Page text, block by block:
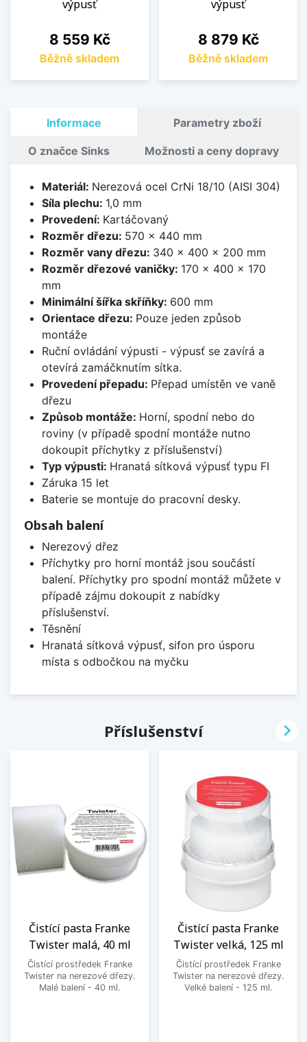
výpusť
Cena
8 559 Kč
Běžně skladem
výpusť
Cena
8 879 Kč
Běžně skladem
Informace Parametry zboží
O značce Sinks Možnosti a ceny dopravy
Materiál: Nerezová ocel CrNi 18/10 (AISI 304)
Síla plechu: 1,0 mm
Provedení: Kartáčovaný
Rozměr dřezu: 570 x 440 mm
Rozměr vany dřezu: 340 x 400 x 200 mm
Rozměr dřezové vaničky: 170 x 400 x 170
mm
Minimální šířka skříňky: 600 mm
Orientace dřezu: Pouze jeden způsob
montáže
Ruční ovládání výpusti - výpusť se zavírá a
otevírá zamáčknutím sítka.
Provedení přepadu: Přepad umístěn ve vaně
dřezu
Způsob montáže: Horní, spodní nebo do
roviny (v případě spodní montáže nutno
dokoupit příchytky z příslušenství)
Typ výpusti: Hranatá sítková výpusť typu FI
Záruka 15 let
Baterie se montuje do pracovní desky.
Obsah balení
Nerezový dřez
Příchytky pro horní montáž jsou součástí
balení. Příchytky pro spodní montáž můžete v
případě zájmu dokoupit z nabídky
příslušenství.
Těsnění
Hranatá sítková výpusť, sifon pro úsporu
místa s odbočkou na myčku
Příslušenství
Čistící pasta Franke
Twister malá, 40 ml
Čistící prostředek Franke
Twister na nerezové dřezy.
Malé balení - 40 ml.
Čistící pasta Franke
Twister velká, 125 ml
Čistící prostředek Franke
Twister na nerezové dřezy.
Velké balení - 125 ml.
